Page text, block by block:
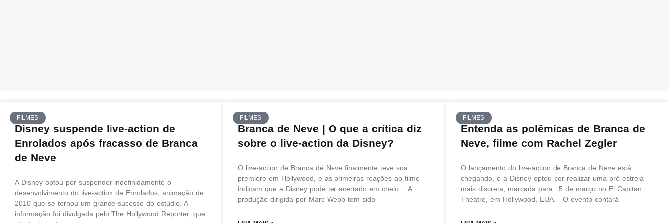
FILMES
Disney suspende live-action de
Enrolados após fracasso de Branca
de Neve
A Disney optou por suspender indefinidamente o
desenvolvimento do live-action de Enrolados, animação de
2010 que se tornou um grande sucesso do estúdio. A
informação foi divulgada pelo The Hollywood Reporter, que
FILMES
Branca de Neve | O que a crítica diz
sobre o live-action da Disney?
O live-action de Branca de Neve finalmente teve sua
première em Hollywood, e as primeiras reações ao filme
indicam que a Disney pode ter acertado em cheio. A
produção dirigida por Marc Webb tem sido
FILMES
Entenda as polêmicas de Branca de
Neve, filme com Rachel Zegler
O lançamento do live-action de Branca de Neve está
chegando, e a Disney optou por realizar uma pré-estreia
mais discreta, marcada para 15 de março no El Capitan
Theatre, em Hollywood, EUA. O evento contará